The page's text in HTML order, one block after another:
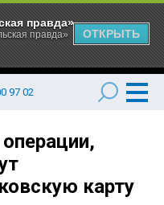
97 02
карту
правда»
правда»
ОТКРЫТЬ